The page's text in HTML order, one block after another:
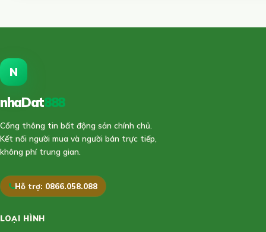
N
nhaDat888
Cổng thông tin bất động sản chính chủ.
Kết nối người mua và người bán trực tiếp,
không phí trung gian.
Hỗ trợ: 0866.058.088
LOẠI HÌNH